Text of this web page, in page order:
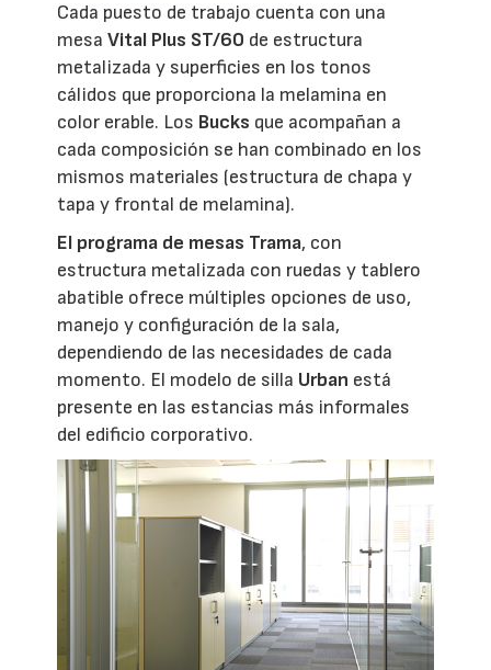
Cada puesto de trabajo cuenta con una
mesaVital Plus ST/60 de estructura
metalizada y superficies en los tonos
cálidos que proporciona la melamina en
color erable. Los Bucks que acompañan a
cada composición se han combinado en los
mismos materiales (estructura de chapa y
tapa y frontal de melamina).
El programa de mesas Trama, con
estructura metalizada con ruedas y tablero
abatible ofrece múltiples opciones de uso,
manejo y configuración de la sala,
dependiendo de las necesidades de cada
momento. El modelo de silla Urban está
presente en las estancias más informales
del edificio corporativo.